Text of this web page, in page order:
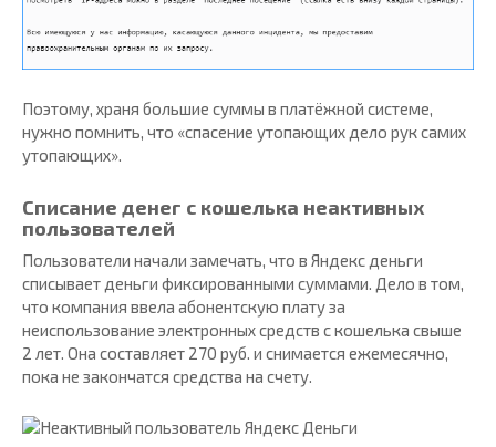
Поэтому, храня большие суммы в платёжной системе,
нужно помнить, что «спасение утопающих дело рук самих
утопающих».
Списание денег с кошелька неактивных
пользователей
Пользователи начали замечать, что в Яндекс деньги
списывает деньги фиксированными суммами. Дело в том,
что компания ввела абонентскую плату за
неиспользование электронных средств с кошелька свыше
2 лет. Она составляет 270 руб. и снимается ежемесячно,
пока не закончатся средства на счету.